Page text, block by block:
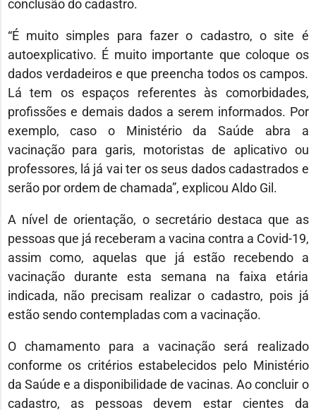
conclusão do cadastro.
“É muito simples para fazer o cadastro, o site é
autoexplicativo. É muito importante que coloque os
dados verdadeiros e que preencha todos os campos.
Lá tem os espaços referentes às comorbidades,
profissões e demais dados a serem informados. Por
exemplo, caso o Ministério da Saúde abra a
vacinação para garis, motoristas de aplicativo ou
professores, lá já vai ter os seus dados cadastrados e
serão por ordem de chamada”, explicou Aldo Gil.
A nível de orientação, o secretário destaca que as
pessoas que já receberam a vacina contra a Covid-19,
assim como, aquelas que já estão recebendo a
vacinação durante esta semana na faixa etária
indicada, não precisam realizar o cadastro, pois já
estão sendo contempladas com a vacinação.
O chamamento para a vacinação será realizado
conforme os critérios estabelecidos pelo Ministério
da Saúde e a disponibilidade de vacinas. Ao concluir o
cadastro, as pessoas devem estar cientes da